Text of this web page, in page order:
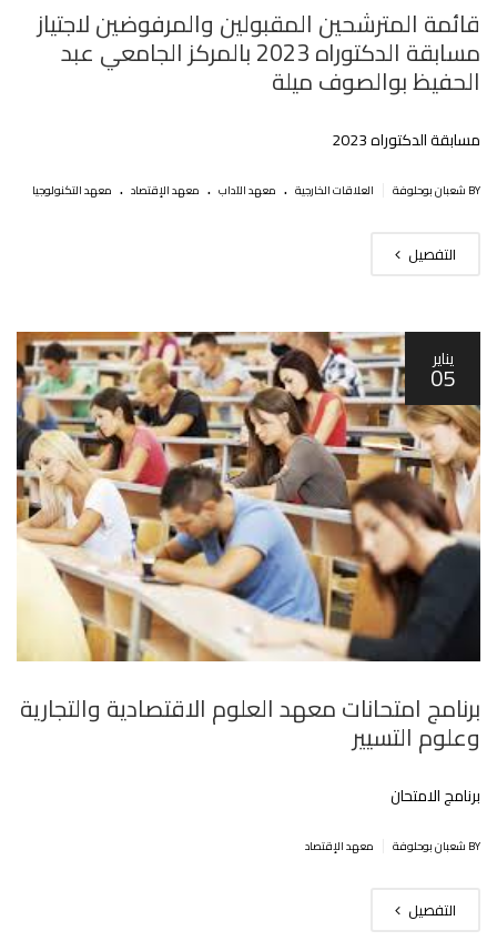
قائمة المترشحين المقبولين والمرفوضين لاجتياز
مسابقة الدكتوراه 2023 بالمركز الجامعي عبد
الحفيظ بوالصوف ميلة
مسابقة الدكتوراه 2023
BY شعبان بوحلوفة العلاقات الخارجية . معهد الآداب . معهد الإقتصاد . معهد التكنولوجيا
التفصيل
يناير
05
برنامج امتحانات معهد العلوم الاقتصادية والتجارية
وعلوم التسيير‎‎
برنامج الامتحان
BY شعبان بوحلوفة معهد الإقتصاد
التفصيل